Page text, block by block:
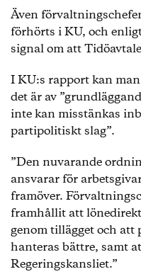
Även
förhörts i KU, och
signal om att
I KU:s rapport kan
det är av
inte kan misstänkas
partipolitiskt slag”.
”Den nuvarande
ansvarar för
framöver.
framhållit att
genom tillägget och att
hanteras bättre, samt
Regeringskansliet.”